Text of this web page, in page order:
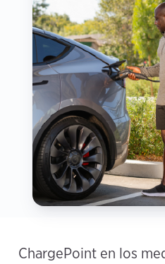
ChargePoint en los